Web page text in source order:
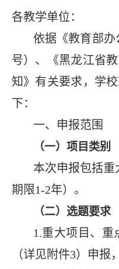
各教学单位：
依据《教育部
号）、《黑龙江省
知》有关要求，学
下：
一、申报范围
（一）项目类别
本次申报包括
期限1-2年）。
（二）选题要求
1.重大项目、重
（详见附件3）申